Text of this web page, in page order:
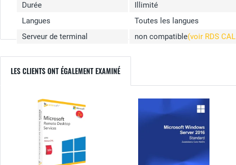
Durée
Illimité
Langues
Toutes les langues
Serveur de terminal
non compatible(voir RDS CAL
LES CLIENTS ONT ÉGALEMENT EXAMINÉ